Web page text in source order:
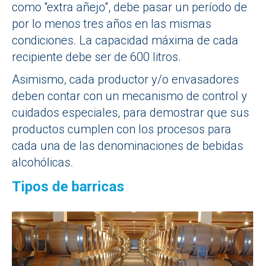
como “extra añejo”, debe pasar un período de
por lo menos tres años en las mismas
condiciones. La capacidad máxima de cada
recipiente debe ser de 600 litros.
Asimismo, cada productor y/o envasadores
deben contar con un mecanismo de control y
cuidados especiales, para demostrar que sus
productos cumplen con los procesos para
cada una de las denominaciones de bebidas
alcohólicas.
Tipos de barricas